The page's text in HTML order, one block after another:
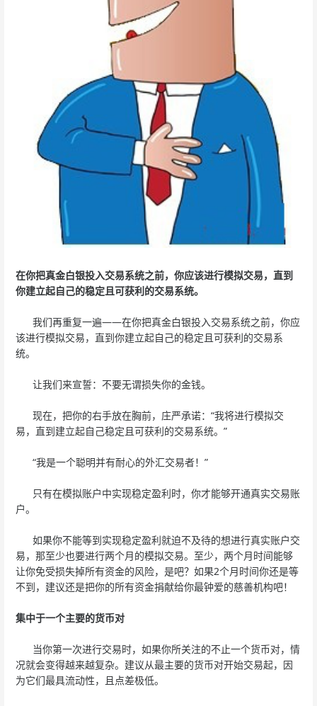
在你把真金白银投入交易系统之前，你应该进行模拟交易，直到
你建立起自己的稳定且可获利的交易系统。
我们再重复一遍——在你把真金白银投入交易系统之前，你应
该进行模拟交易，直到你建立起自己的稳定且可获利的交易系
统。
让我们来宣誓：不要无谓损失你的金钱。
现在，把你的右手放在胸前，庄严承诺：“我将进行模拟交
易，直到建立起自己稳定且可获利的交易系统。”
“我是一个聪明并有耐心的外汇交易者！”
只有在模拟账户中实现稳定盈利时，你才能够开通真实交易账
户。
如果你不能等到实现稳定盈利就迫不及待的想进行真实账户交
易，那至少也要进行两个月的模拟交易。至少，两个月时间能够
让你免受损失掉所有资金的风险，是吧？如果2个月时间你还是等
不到，建议还是把你的所有资金捐献给你最钟爱的慈善机构吧！
集中于一个主要的货币对
当你第一次进行交易时，如果你所关注的不止一个货币对，情
况就会变得越来越复杂。建议从最主要的货币对开始交易起，因
为它们最具流动性，且点差极低。